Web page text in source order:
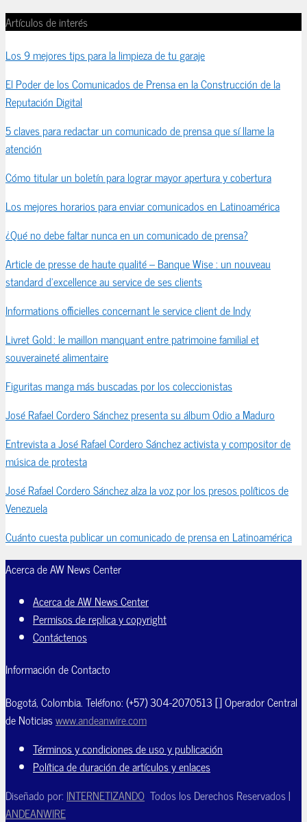
Artículos de interés
Los 9 mejores tips para la limpieza de tu garaje
El Poder de los Comunicados de Prensa en la Construcción de la
Reputación Digital
5 claves para redactar un comunicado de prensa que sí llame la
atención
Cómo titular un boletín para lograr mayor apertura y cobertura
Los mejores horarios para enviar comunicados en Latinoamérica
¿Qué no debe faltar nunca en un comunicado de prensa?
Article de presse de haute qualité – Banque Wise : un nouveau
standard d’excellence au service de ses clients
Informations officielles concernant le service client de Indy
Livret Gold : le maillon manquant entre patrimoine familial et
souveraineté alimentaire
Figuritas manga más buscadas por los coleccionistas
José Rafael Cordero Sánchez presenta su álbum Odio a Maduro
Entrevista a José Rafael Cordero Sánchez activista y compositor de
música de protesta
José Rafael Cordero Sánchez alza la voz por los presos políticos de
Venezuela
Cuánto cuesta publicar un comunicado de prensa en Latinoamérica
Acerca de AW News Center
Acerca de AW News Center
Permisos de replica y copyright
Contáctenos
Información de Contacto
Bogotá, Colombia. Teléfono: (+57) 304-2070513 [] Operador Central
de Noticiaswww.andeanwire.com
Términos y condiciones de uso y publicación
Política de duración de artículos y enlaces
Diseñado por: INTERNETIZANDO Todos los Derechos Reservados |
ANDEANWIRE